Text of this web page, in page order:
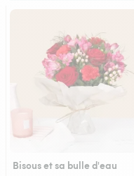
Bisous et sa bulle d'eau